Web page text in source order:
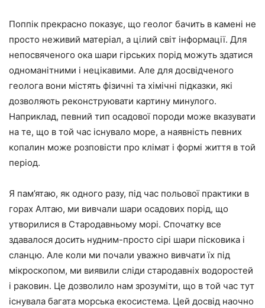
Поппік прекрасно показує, що геолог бачить в камені не
просто неживий матеріал, а цілий світ інформації. Для
непосвяченого ока шари гірських порід можуть здатися
одноманітними і нецікавими. Але для досвідченого
геолога вони містять фізичні та хімічні підказки, які
дозволяють реконструювати картину минулого.
Наприклад, певний тип осадової породи може вказувати
на те, що в той час існувало море, а наявність певних
копалин може розповісти про клімат і формі життя в той
період.
Я пам’ятаю, як одного разу, під час польової практики в
горах Алтаю, ми вивчали шари осадових порід, що
утворилися в Стародавньому морі. Спочатку все
здавалося досить нудним-просто сірі шари пісковика і
сланцю. Але коли ми почали уважно вивчати їх під
мікроскопом, ми виявили сліди стародавніх водоростей
і раковин. Це дозволило нам зрозуміти, що в той час тут
існувала багата морська екосистема. Цей досвід наочно